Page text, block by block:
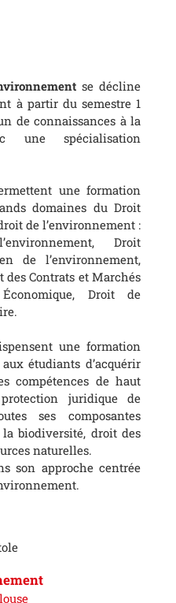
se décline
à partir du semestre 1
de connaissances à la
une spécialisation
une formation
domaines du Droit
de l’environnement :
Droit
de l’environnement,
des Contrats et Marchés
Droit de
une formation
étudiants d’acquérir
compétences de haut
juridique de
ses composantes
biodiversité, droit des
naturelles.
son approche centrée